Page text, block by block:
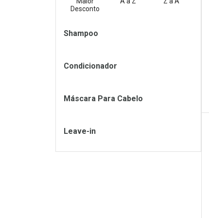
Desconto
Filtros
Shampoo
Condicionador
Máscara Para Cabelo
Leave-in